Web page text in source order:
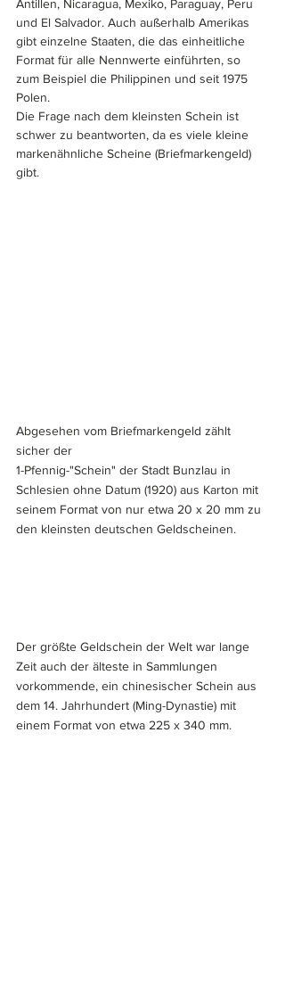
Antillen, Nicaragua, Mexiko, Paraguay, Peru
und El Salvador. Auch außerhalb Amerikas
gibt einzelne Staaten, die das einheitliche
Format für alle Nennwerte einführten, so
zum Beispiel die Philippinen und seit 1975
Polen.
Die Frage nach dem kleinsten Schein ist
schwer zu beantworten, da es viele kleine
markenähnliche Scheine (Briefmarkengeld)
gibt.
Abgesehen vom Briefmarkengeld zählt
sicher der
1-Pfennig-"Schein" der Stadt Bunzlau in
Schlesien ohne Datum (1920) aus Karton mit
seinem Format von nur etwa 20 x 20 mm zu
den kleinsten deutschen Geldscheinen.
Der größte Geldschein der Welt war lange
Zeit auch der älteste in Sammlungen
vorkommende, ein chinesischer Schein aus
dem 14. Jahrhundert (Ming-Dynastie) mit
einem Format von etwa 225 x 340 mm.